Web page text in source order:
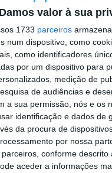
Damos valor à sua
1733 parceiros
num dispositivo, como
como identificadores
por um dispositivo para
medição de
de audiências e
a sua permissão, nós e os
identificação e dados de
da procura de
por nossa
conforme descrito
aceder a informações
firefox mas em vao. Kaso te
agradecido, caso contrario
M.
7 de Novembro de
@Reporter
Desculpa mas o link funciona. Seja
Messenger 8.
M.
7 de Novembro de
de encontrar o que te falei.